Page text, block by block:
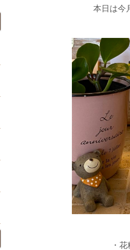
本日は今
・